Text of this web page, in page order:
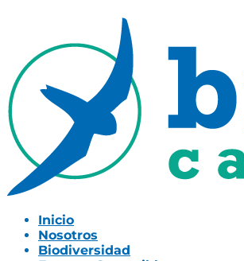
Inicio
Nosotros
Biodiversidad